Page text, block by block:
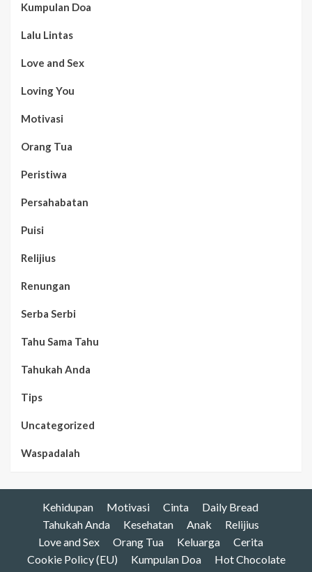
Kumpulan Doa
Lalu Lintas
Love and Sex
Loving You
Motivasi
Orang Tua
Peristiwa
Persahabatan
Puisi
Relijius
Renungan
Serba Serbi
Tahu Sama Tahu
Tahukah Anda
Tips
Uncategorized
Waspadalah
Kehidupan Motivasi Cinta
Daily Bread
Tahukah Anda
Kesehatan Anak
Relijius
Love and Sex
Orang Tua Keluarga
Cerita
Cookie Policy (EU)
Kumpulan Doa Hot Chocolate